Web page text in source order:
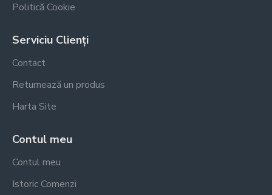
Politică Cookie
Serviciu Clienți
Contact
Returnează un produs
Harta Site
Contul meu
Contul meu
Istoric Comenzi